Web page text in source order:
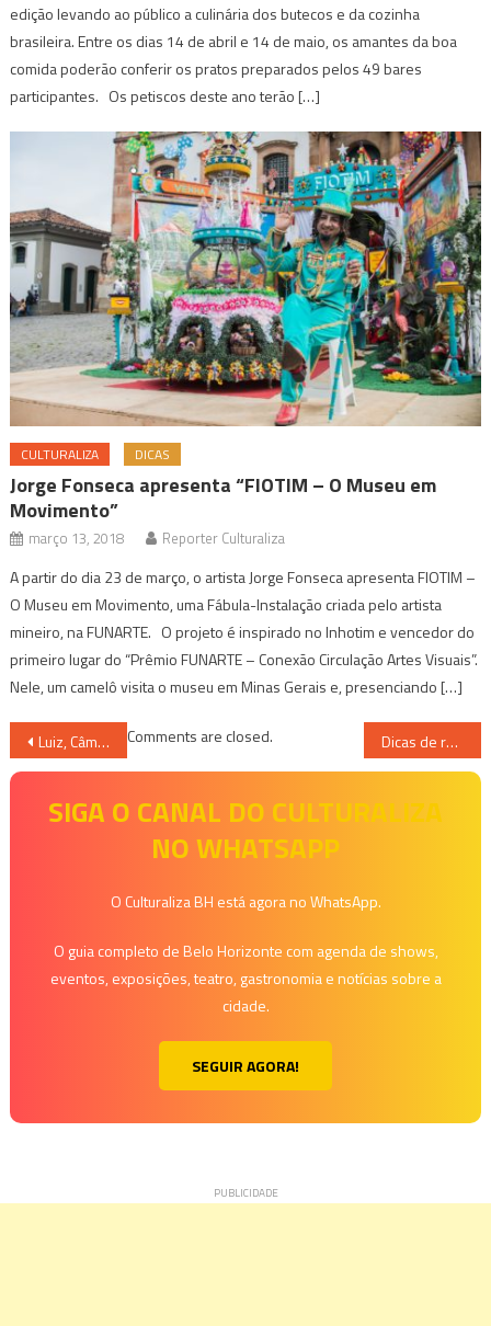
edição levando ao público a culinária dos butecos e da cozinha
brasileira. Entre os dias 14 de abril e 14 de maio, os amantes da boa
comida poderão conferir os pratos preparados pelos 49 bares
participantes. Os petiscos deste ano terão […]
CULTURALIZA DICAS
Jorge Fonseca apresenta “FIOTIM – O Museu em
Movimento”
março 13, 2018 Reporter Culturaliza
A partir do dia 23 de março, o artista Jorge Fonseca apresenta FIOTIM –
O Museu em Movimento, uma Fábula-Instalação criada pelo artista
mineiro, na FUNARTE. O projeto é inspirado no Inhotim e vencedor do
primeiro lugar do “Prêmio FUNARTE – Conexão Circulação Artes Visuais”.
Nele, um camelô visita o museu em Minas Gerais e, presenciando […]
Navegação
de
Post
Luiz, Câmera, Ação: O segredo guardado, a coragem armazenada Dicas de romance para aquecer seu coração no Dia dos Namorados
Comments are closed.
SIGA O CANAL DO CULTURALIZA
NO WHATSAPP
O Culturaliza BH está agora no WhatsApp.
O guia completo de Belo Horizonte com agenda de shows,
eventos, exposições, teatro, gastronomia e notícias sobre a
cidade.
SEGUIR AGORA!